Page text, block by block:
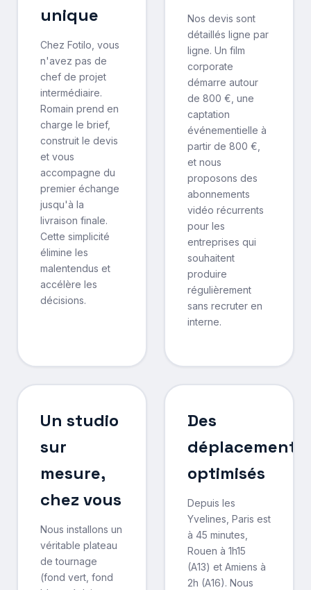
unique
Chez Fotilo, vous
n'avez pas de
chef de projet
intermédiaire.
Romain prend en
charge le brief,
construit le devis
et vous
accompagne du
premier échange
jusqu'à la
livraison finale.
Cette simplicité
élimine les
malentendus et
accélère les
décisions.
Nos devis sont
détaillés ligne par
ligne. Un film
corporate
démarre autour
de 800 €, une
captation
événementielle à
partir de 800 €,
et nous
proposons des
abonnements
vidéo récurrents
pour les
entreprises qui
souhaitent
produire
régulièrement
sans recruter en
interne.
Un studio
sur
mesure,
chez vous
Nous installons un
véritable plateau
de tournage
(fond vert, fond
Des
déplacements
optimisés
Depuis les
Yvelines, Paris est
à 45 minutes,
Rouen à 1h15
(A13) et Amiens à
2h (A16). Nous